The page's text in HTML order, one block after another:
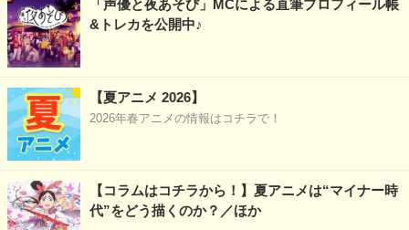
「声優と夜あそび」MCによる直筆プロフィール帳
&トレカを公開中♪
【夏アニメ 2026】
2026年春アニメの情報はコチラで！
【コラムはコチラから！】夏アニメは“マイナー時
代”をどう描くのか？／ほか